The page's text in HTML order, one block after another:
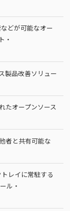
どが可能なオー
・
製品改善ソリュー
たオープンソース
者と共有可能な
レイに常駐する
ル・